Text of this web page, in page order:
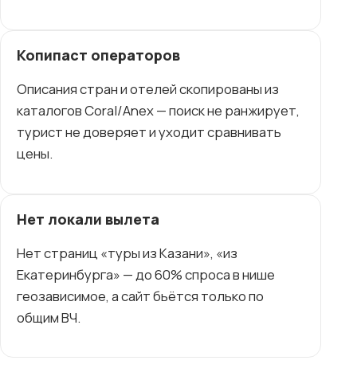
Копипаст операторов
Описания стран и отелей скопированы из
каталогов Coral/Anex — поиск не ранжирует,
турист не доверяет и уходит сравнивать
цены.
Нет локали вылета
Нет страниц «туры из Казани», «из
Екатеринбурга» — до 60% спроса в нише
геозависимое, а сайт бьётся только по
общим ВЧ.